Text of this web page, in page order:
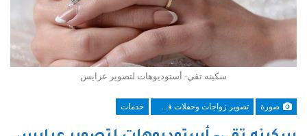
سكينه تقي- أستوديوهات لتصوير عرايس
صورة خدمات